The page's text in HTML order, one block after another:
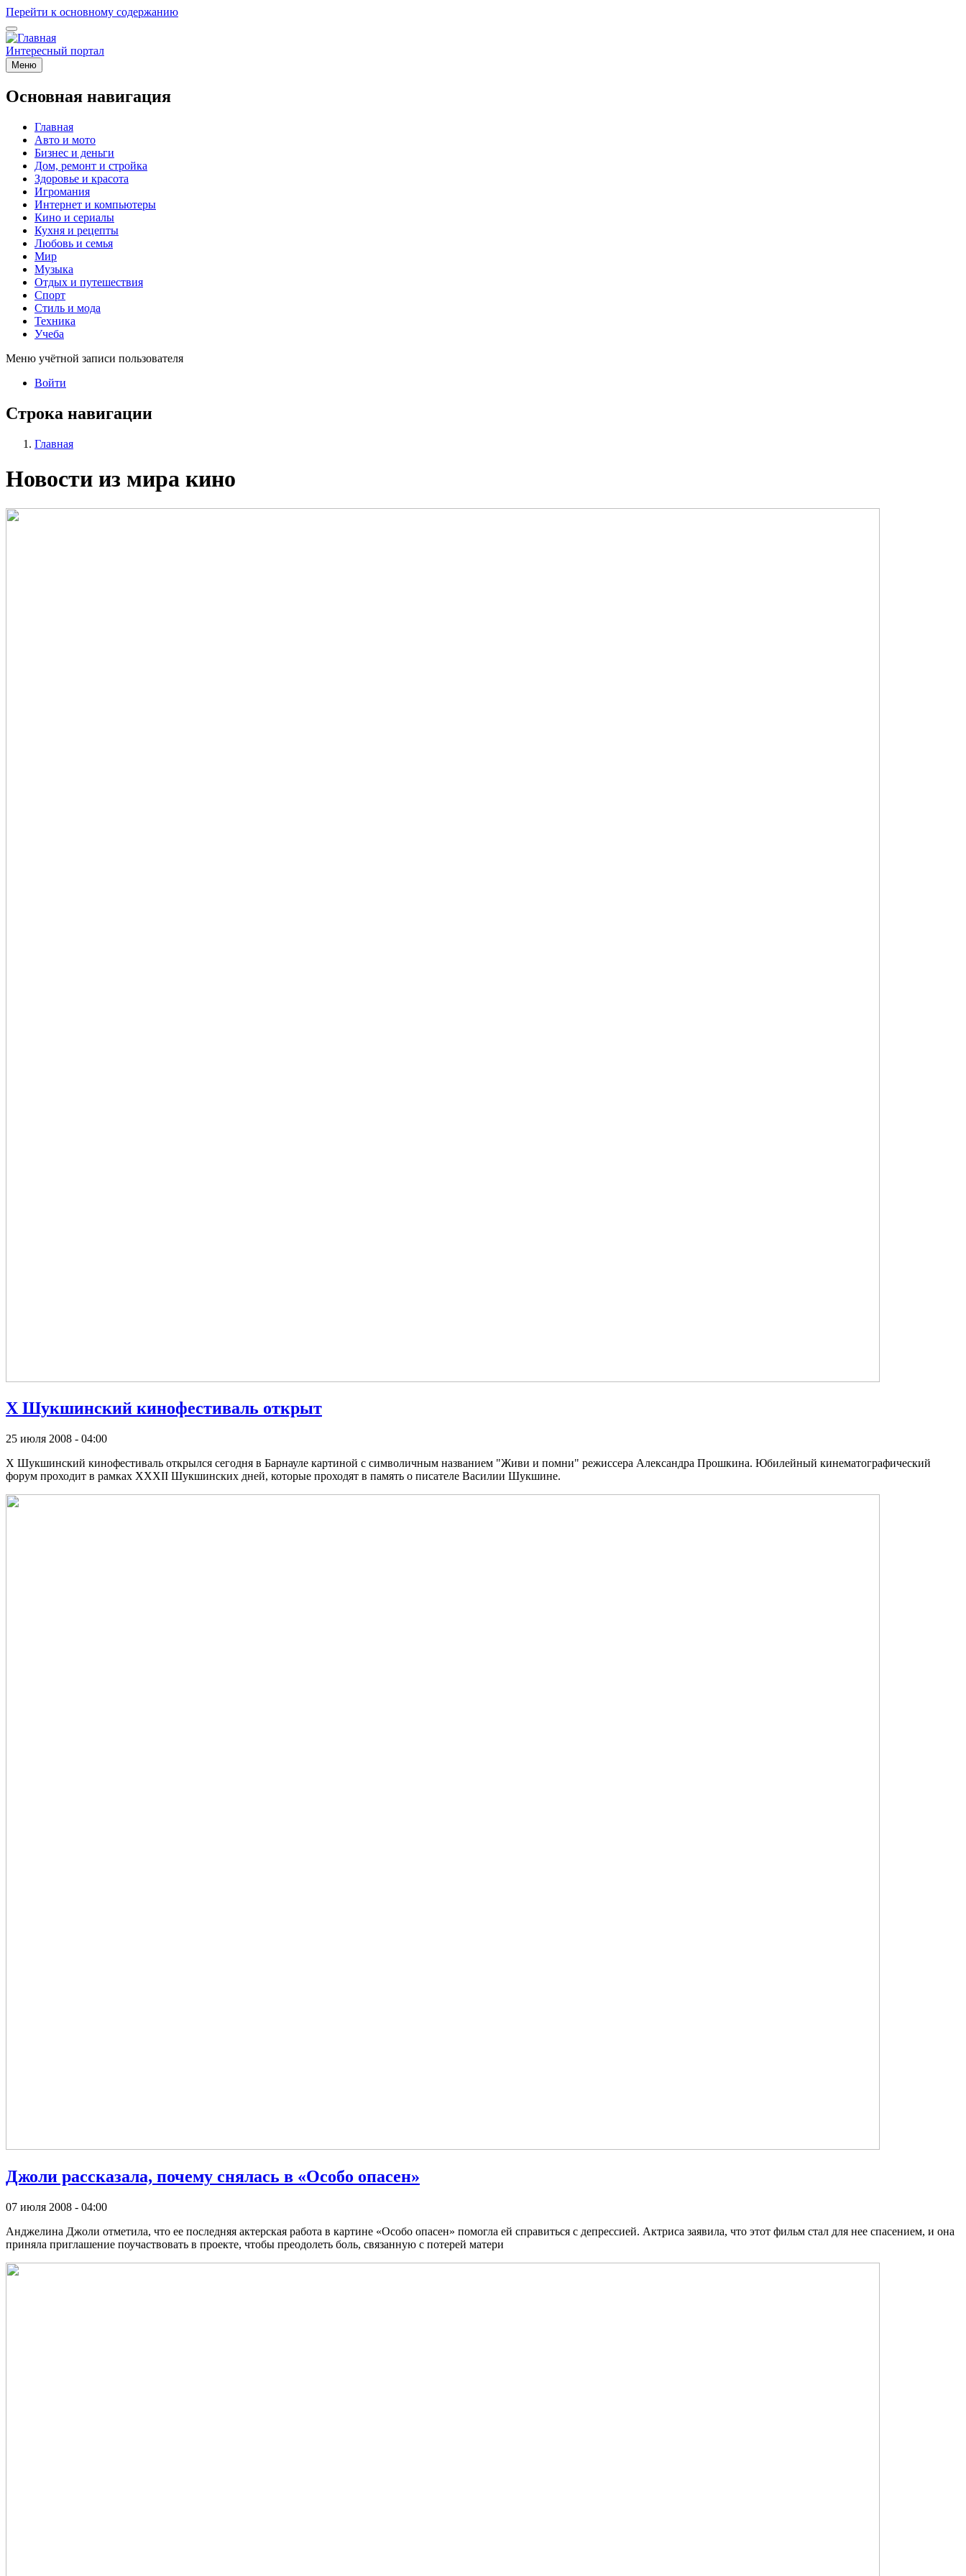
Перейти к основному содержанию
Интересный портал
Меню
Основная навигация
Главная
Авто и мото
Бизнес и деньги
Дом, ремонт и стройка
Здоровье и красота
Игромания
Интернет и компьютеры
Кино и сериалы
Кухня и рецепты
Любовь и семья
Мир
Музыка
Отдых и путешествия
Спорт
Стиль и мода
Техника
Учеба
Меню учётной записи пользователя
Войти
Строка навигации
Главная
Новости из мира кино
Х Шукшинский кинофестиваль открыт
25 июля 2008 - 04:00
Х Шукшинский кинофестиваль открылся сегодня в Барнауле картиной с символичным названием "Живи и помни" режиссера Александра Прошкина. Юбилейный кинематографический
форум проходит в рамках XXXII Шукшинских дней, которые проходят в память о писателе Василии Шукшине.
Джоли рассказала, почему снялась в «Особо опасен»
07 июля 2008 - 04:00
Анджелина Джоли отметила, что ее последняя актерская работа в картине «Особо опасен» помогла ей справиться с депрессией. Актриса заявила, что этот фильм стал для нее спасением, и она
приняла приглашение поучаствовать в проекте, чтобы преодолеть боль, связанную с потерей матери